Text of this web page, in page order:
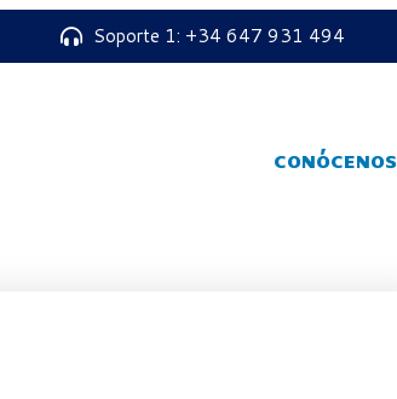
Soporte 1: +34 647 931 494
CONÓCENOS